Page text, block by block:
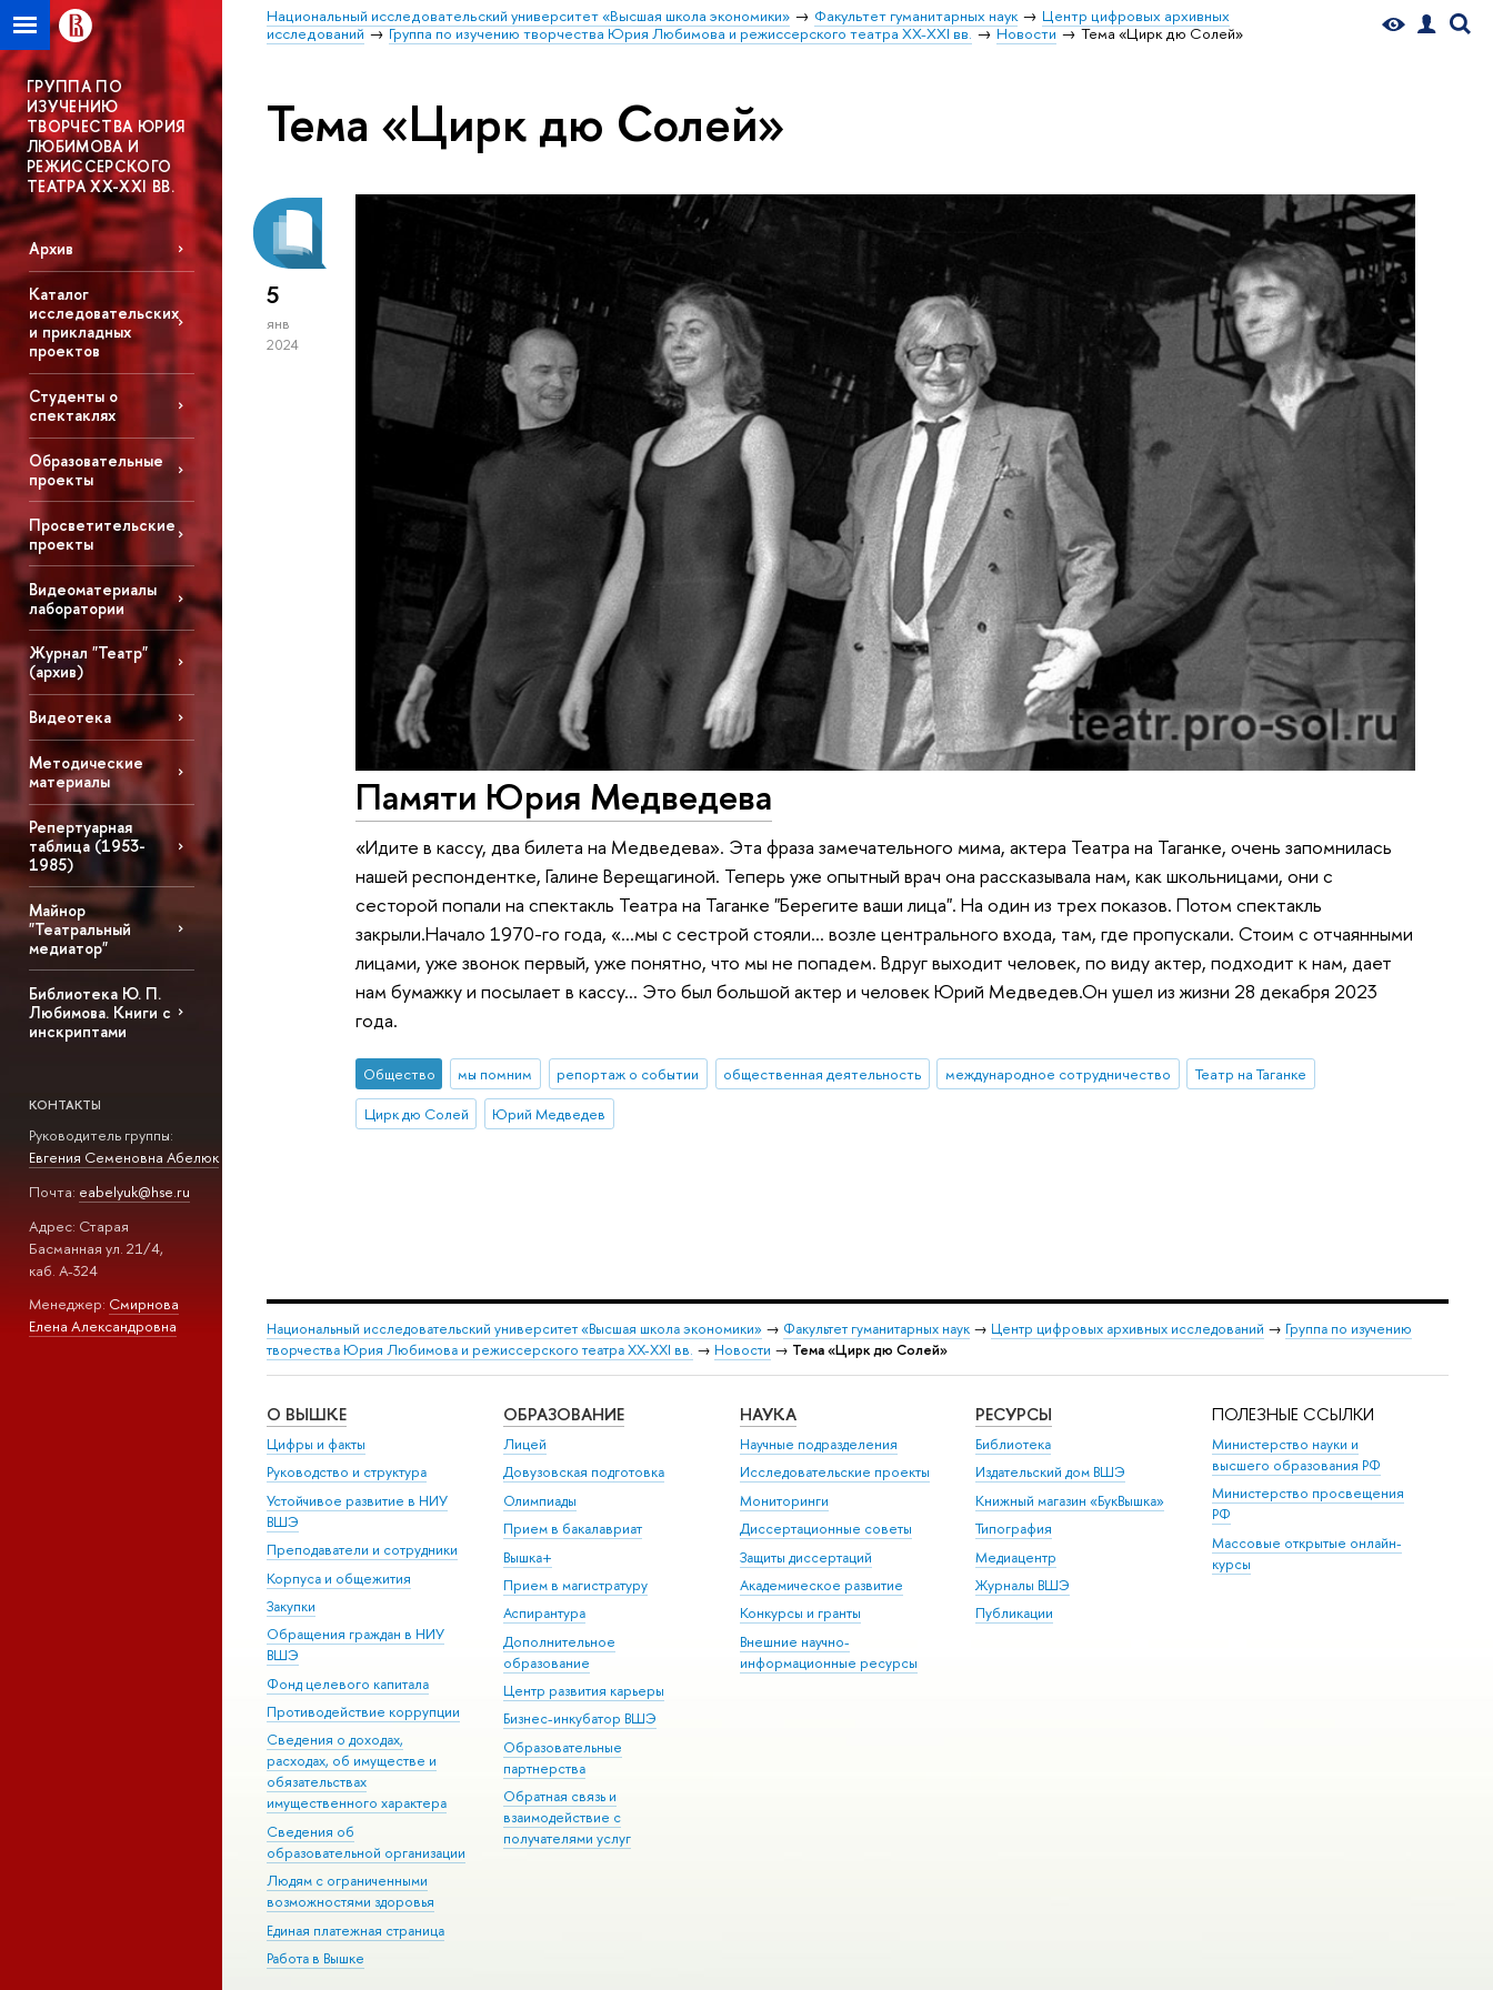
Национальный исследовательский университет «Высшая школа экономики» Факультет гуманитарных наук
Центр цифровых архивных
исследований
Группа по изучению творчества Юрия Любимова и режиссерского театра XX-XXI вв. Новости Тема «Цирк дю Солей»
ГРУППА ПО
ИЗУЧЕНИЮ
ТВОРЧЕСТВА ЮРИЯ
ЛЮБИМОВА И
РЕЖИССЕРСКОГО
ТЕАТРА XX-XXI ВВ.
Архив
Каталог
исследовательских
и прикладных
проектов
Студенты о
спектаклях
Образовательные
проекты
Просветительские
проекты
Видеоматериалы
лаборатории
Журнал "Театр"
(архив)
Видеотека
Методические
материалы
Репертуарная
таблица (1953-
1985)
Майнор
"Театральный
медиатор"
Библиотека Ю. П.
Любимова. Книги с
инскриптами
КОНТАКТЫ
Руководитель группы:
Евгения Семеновна Абелюк
Почта: eabelyuk@hse.ru
Адрес: Старая
Басманная ул. 21/4,
каб. А-324
Менеджер: Смирнова
Елена Александровна
Тема «Цирк дю Солей»
5
янв
2024
Памяти Юрия Медведева
«Идите в кассу, два билета на Медведева». Эта фраза замечательного мима, актера Театра на Таганке, очень запомнилась
нашей респондентке, Галине Верещагиной. Теперь уже опытный врач она рассказывала нам, как школьницами, они с
сесторой попали на спектакль Театра на Таганке "Берегите ваши лица". На один из трех показов. Потом спектакль
закрыли.Начало 1970-го года, «…мы с сестрой стояли… возле центрального входа, там, где пропускали. Стоим с отчаянными
лицами, уже звонок первый, уже понятно, что мы не попадем. Вдруг выходит человек, по виду актер, подходит к нам, дает
нам бумажку и посылает в кассу… Это был большой актер и человек Юрий Медведев.Он ушел из жизни 28 декабря 2023
года.
Общество мы помним репортаж о событии общественная деятельность международное сотрудничество
Театр на Таганке
Цирк дю Солей
Юрий Медведев
Национальный исследовательский университет «Высшая школа экономики» → Факультет гуманитарных наук → Центр цифровых архивных исследований → Группа по изучению
творчества Юрия Любимова и режиссерского театра XX-XXI вв. → Новости → Тема «Цирк дю Солей»
О ВЫШКЕ
Цифры и факты
Руководство и структура
Устойчивое развитие в НИУ
ВШЭ
Преподаватели и сотрудники
Корпуса и общежития
Закупки
Обращения граждан в НИУ
ВШЭ
Фонд целевого капитала
Противодействие коррупции
Сведения о доходах,
расходах, об имуществе и
обязательствах
имущественного характера
Сведения об
образовательной организации
Людям с ограниченными
возможностями здоровья
Единая платежная страница
Работа в Вышке
ОБРАЗОВАНИЕ
Лицей
Довузовская подготовка
Олимпиады
Прием в бакалавриат
Вышка+
Прием в магистратуру
Аспирантура
Дополнительное
образование
Центр развития карьеры
Бизнес-инкубатор ВШЭ
Образовательные
партнерства
Обратная связь и
взаимодействие с
получателями услуг
НАУКА
Научные подразделения
Исследовательские проекты
Мониторинги
Диссертационные советы
Защиты диссертаций
Академическое развитие
Конкурсы и гранты
Внешние научно-
информационные ресурсы
РЕСУРСЫ
Библиотека
Издательский дом ВШЭ
Книжный магазин «БукВышка»
Типография
Медиацентр
Журналы ВШЭ
Публикации
ПОЛЕЗНЫЕ ССЫЛКИ
Министерство науки и
высшего образования РФ
Министерство просвещения
РФ
Массовые открытые онлайн-
курсы